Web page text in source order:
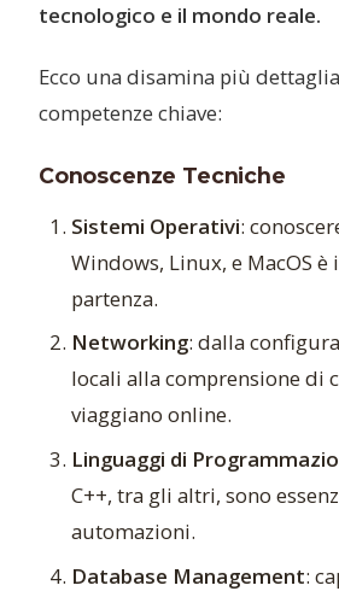
tecnologico e il mondo reale.
Ecco una disamina più
competenze chiave:
Conoscenze Tecniche
Sistemi Operativi:
Windows, Linux, e MacOS
partenza.
Networking: dalla
locali alla comprensione di
viaggiano online.
Linguaggi di
C++, tra gli altri, sono
automazioni.
Database Management: